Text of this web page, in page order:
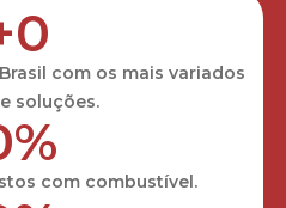
com os mais variados
soluções.
0
com combustível.
%